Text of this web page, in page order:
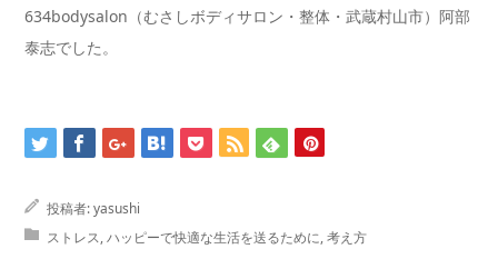
634bodysalon（むさしボディサロン・整体・武蔵村山市）阿部
泰志でした。
投稿者:yasushi
ストレス,ハッピーで快適な生活を送るために,考え方